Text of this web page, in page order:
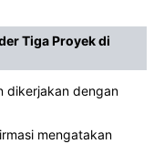
Tiga Proyek di
dikerjakan dengan
mengatakan